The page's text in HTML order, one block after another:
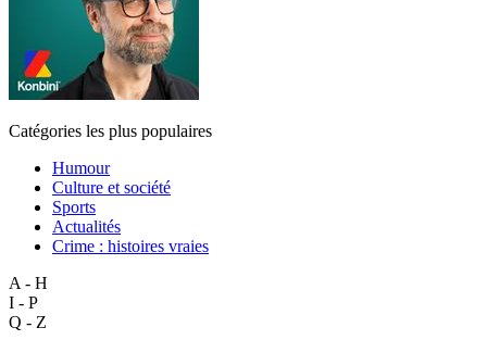
Catégories les plus populaires
Humour
Culture et société
Sports
Actualités
Crime : histoires vraies
A - H
I - P
Q - Z